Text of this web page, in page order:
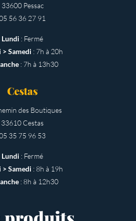
33600 Pessac
56 36 27 91
Lundi : Fermé
Samedi : 7h à 20h
: 7h à 13h30
Cestas
des Boutiques
33610 Cestas
35 75 96 53
Lundi : Fermé
Samedi : 8h à 19h
: 8h à 12h30